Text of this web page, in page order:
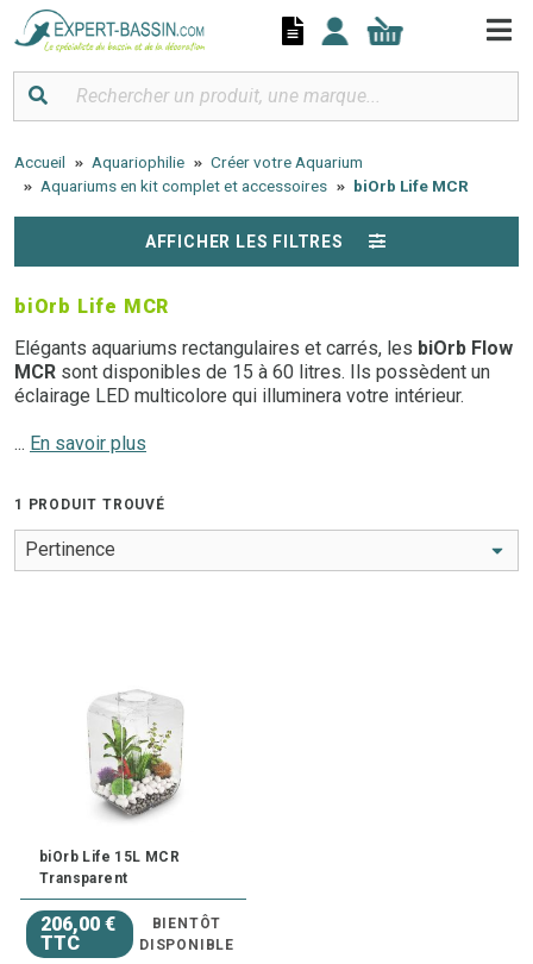
Accueil Aquariophilie
Créer votre Aquarium
Aquariums en kit complet et accessoires
biOrb Life MCR
AFFICHER LES FILTRES
biOrb Life MCR
Elégants aquariums rectangulaires et carrés, les biOrb Flow
MCR sont disponibles de 15 à 60 litres. Ils possèdent un
éclairage LED multicolore qui illuminera votre intérieur.
Besoin d'un conseil ? N'hésitez pas à
... En savoir plus
1 PRODUIT TROUVÉ
biOrb Life 15L MCR
Transparent
206,00 €
TTC
BIENTÔT
DISPONIBLE
Panneau de gestion des cookies